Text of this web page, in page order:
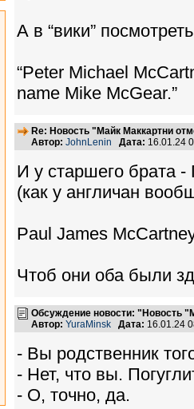
А в “вики”
“Peter Michael
name Mike McGear.”
Re: Новость "Майк Маккартни
Автор: JohnLenin Дата: 16.01.24
И у старшего брата -
(как у англичан
Paul James
Чтоб они оба были
Обсуждение новости: "Новость
Автор: YuraMinsk Дата: 16.01.24
- Вы родственник
- Нет, что вы.
- О, точно, да.